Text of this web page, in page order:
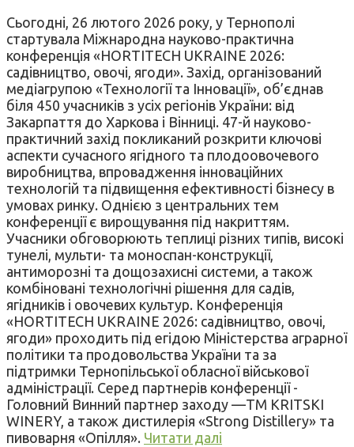
Сьогодні, 26 лютого 2026 року, у Тернополі
стартувала Міжнародна науково-практична
конференція «HORTITECH UKRAINE 2026:
садівництво, овочі, ягоди». Захід, організований
медіагрупою «Технології та Інновації», об’єднав
біля 450 учасників з усіх регіонів України: від
Закарпаття до Харкова і Вінниці. 47-й науково-
практичний захід покликаний розкрити ключові
аспекти сучасного ягідного та плодоовочевого
виробництва, впровадження інноваційних
технологій та підвищення ефективності бізнесу в
умовах ринку. Однією з центральних тем
конференції є вирощування під накриттям.
Учасники обговорюють теплиці різних типів, високі
тунелі, мульти- та моноспан-конструкції,
антиморозні та дощозахисні системи, а також
комбіновані технологічні рішення для садів,
ягідників і овочевих культур. Конференція
«HORTITECH UKRAINE 2026: садівництво, овочі,
ягоди» проходить під егідою Міністерства аграрної
політики та продовольства України та за
підтримки Тернопільської обласної військової
адміністрації. Серед партнерів конференції -
Головний Винний партнер заходу —ТМ KRITSKI
WINERY, а також дистилерія «Strong Distillery» та
пивоварня «Опілля». Читати далі